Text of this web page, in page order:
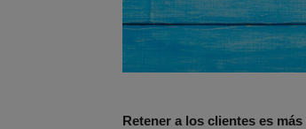
Retener a los clientes es